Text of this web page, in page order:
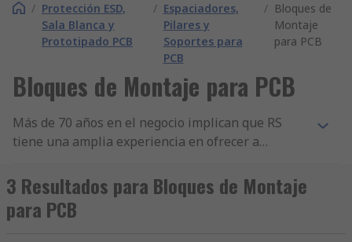
/ Protección ESD,
Sala Blanca y
Prototipado PCB
/ Espaciadores,
Pilares y
Soportes para
PCB
/ Bloques de
Montaje
para PCB
Bloques de Montaje para PCB
Más de 70 años en el negocio implican que RS
tiene una amplia experiencia en ofrecer a
Bloques de Montaje para PCB. Ahora apoyamos a
ingenieros de todo el mundo, distribuyendo
componentes de Bloques de Montaje para PCB y
3 Resultados para Bloques de Montaje
para PCB